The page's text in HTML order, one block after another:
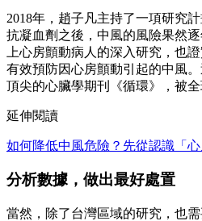
2018年，趙子凡主持了一項研究
抗凝血劑之後，中風的風險果然
上心房顫動病人的深入研究，也
有效預防因心房顫動引起的中風
頂尖的心臟學期刊《循環》，被全
延伸閱讀
如何降低中風危險？先從認識「
分析數據，做出最好處置
當然，除了台灣區域的研究，也